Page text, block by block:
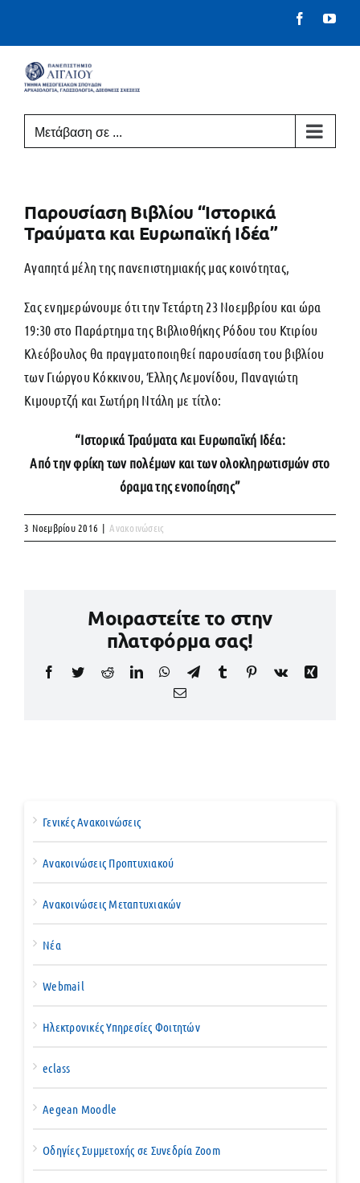
Facebook
Μετάβαση σε ...
Παρουσίαση Βιβλίου “Ιστορικά
Τραύματα και Ευρωπαϊκή Ιδέα”
Αγαπητά μέλη της πανεπιστημιακής μας κοινότητας,
Σας ενημερώνουμε ότι την Τετάρτη 23 Νοεμβρίου και ώρα
19:30 στο Παράρτημα της Βιβλιοθήκης Ρόδου του Κτιρίου
Κλεόβουλος θα πραγματοποιηθεί παρουσίαση του βιβλίου
των Γιώργου Κόκκινου, Έλλης Λεμονίδου, Παναγιώτη
Κιμουρτζή και Σωτήρη Ντάλη με τίτλο:
“Ιστορικά Τραύματα και Ευρωπαϊκή Ιδέα:
Από την φρίκη των πολέμων και των ολοκληρωτισμών στο
όραμα της ενοποίησης”
3 Νοεμβρίου 2016 | Ανακοινώσεις
Μοιραστείτε το στην
πλατφόρμα σας!
Facebook
TwitterRedditLinkedInWhatsApp
TelegramTumblr Pinterest
Vk
Xing
Email
Γενικές Ανακοινώσεις
Ανακοινώσεις Προπτυχιακού
Ανακοινώσεις Μεταπτυχιακών
Νέα
Webmail
Ηλεκτρονικές Υπηρεσίες Φοιτητών
eclass
Aegean Moodle
Οδηγίες Συμμετοχής σε Συνεδρία Zoom